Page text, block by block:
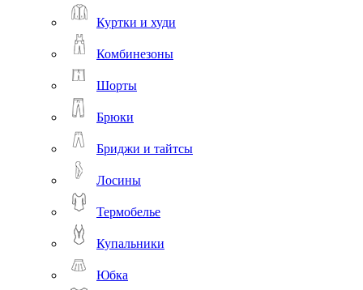
Куртки и худи
Комбинезоны
Шорты
Брюки
Бриджи и тайтсы
Лосины
Термобелье
Купальники
Юбка